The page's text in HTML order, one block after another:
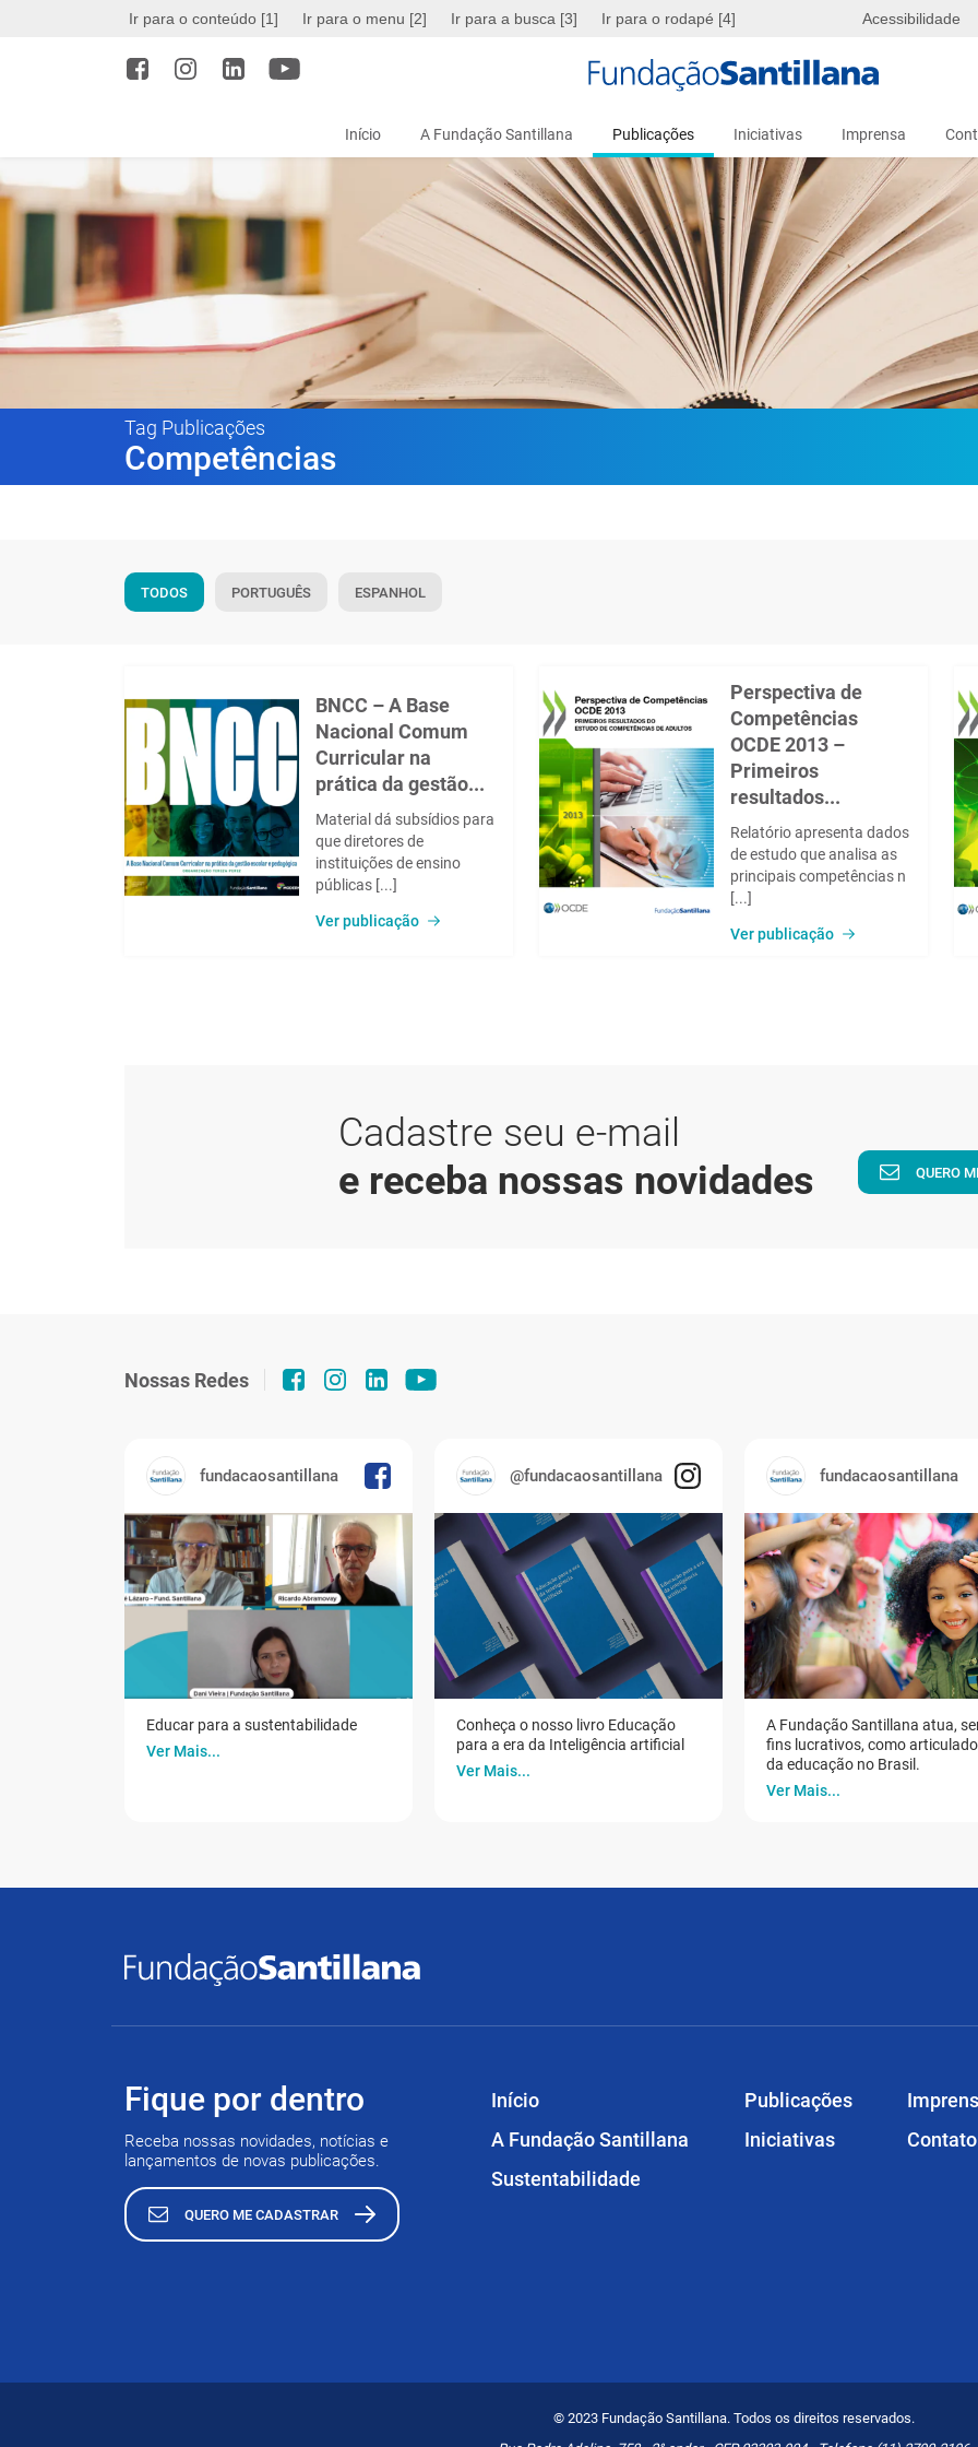
Ir para o conteúdo [1] Ir para o menu [2] Ir para a busca [3] Ir para o rodapé [4] Acessibilidade
Início A Fundação Santillana Publicações Iniciativas Imprensa
Tag Publicações
Competências
TODOS PORTUGUÊS ESPANHOL
BNCC – A Base
Nacional Comum
Curricular na
prática da gestão...
Material dá subsídios para
que diretores de
instituições de ensino
públicas [...]
Ver publicação
Perspectiva de
Competências
OCDE 2013 –
Primeiros
resultados...
Relatório apresenta dados
de estudo que analisa as
principais competências n
[...]
Ver publicação
Cadastre seu e-mail
e receba nossas novidades
QUERO
Nossas Redes
fundacaosantillana
Educar para a sustentabilidade
Ver Mais...
@fundacaosantillana
Conheça o nosso livro Educação
para a era da Inteligência artificial
Ver Mais...
fundacaosantillana
A Fundação Santillana atua,
fins lucrativos, como
da educação no Brasil.
Ver Mais...
Fique por dentro
Receba nossas novidades, notícias e
lançamentos de novas publicações.
QUERO ME CADASTRAR
Início
A Fundação Santillana
Sustentabilidade
Publicações
Iniciativas
Contato
© 2023 Fundação Santillana. Todos os direitos reservados.